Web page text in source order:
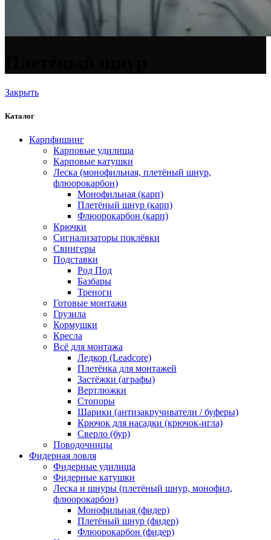
Закрыть
Каталог
Карпфишинг
Карповые удилища
Карповые катушки
Леска (монофильная, плетёный шнур,
флюорокарбон)
Монофильная (карп)
Плетёный шнур (карп)
Флюорокарбон (карп)
Крючки
Сигнализаторы поклёвки
Свингеры
Подставки
Род Под
Базбары
Треноги
Готовые монтажи
Грузила
Кормушки
Кресла
Всё для монтажа
Ледкор (Leadcore)
Плетёнка для монтажей
Застёжки (аграфы)
Вертлюжки
Стопоры
Шарики (антизакручиватели / буферы)
Крючок для насадки (крючок-игла)
Сверло (бур)
Поводочницы
Фидерная ловля
Фидерные удилища
Фидерные катушки
Леска и шнуры (плетёный шнур, монофил,
флюорокарбон)
Монофильная (фидер)
Плетёный шнур (фидер)
Флюорокарбон (фидер)